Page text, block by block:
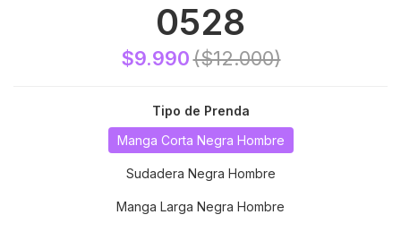
0528
$9.990($12.000)
Tipo de Prenda
Manga Corta Negra Hombre
Sudadera Negra Hombre
Manga Larga Negra Hombre